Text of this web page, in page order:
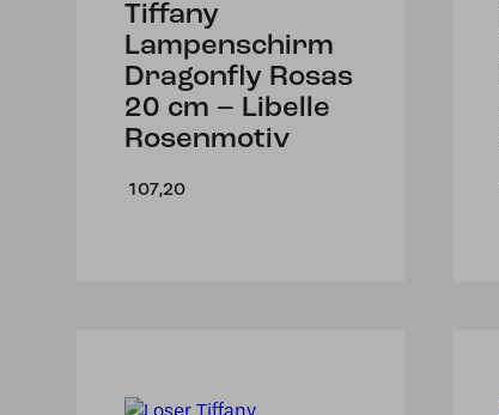
Tiffany
Lampenschirm
Dragonfly Rosas
20 cm – Libelle
Rosenmotiv
107,20